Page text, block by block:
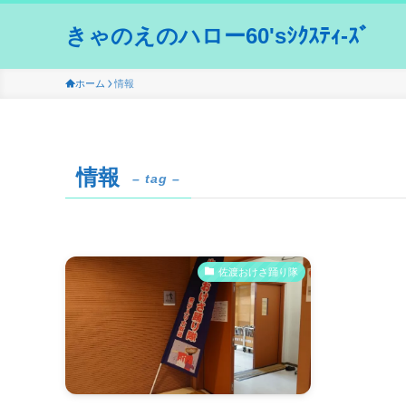
きゃのえのハロー60'sｼｸｽﾃｨ-ｽﾞ
ホーム 情報
情報 – tag –
佐渡おけさ踊り隊